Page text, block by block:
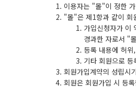
이용자는 "몰"이 정한
"몰"은 제1항과 같이 회
가입신청자가 이
경과한 자로서 "
등록 내용에 허
기타 회원으로
회원가입계약의 성립시
회원은 회원가입 시 등